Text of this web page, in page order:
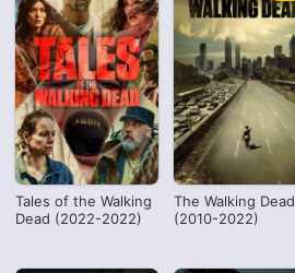
Tales of the Walking
Dead (2022-2022)
The Walking Dead
(2010-2022)